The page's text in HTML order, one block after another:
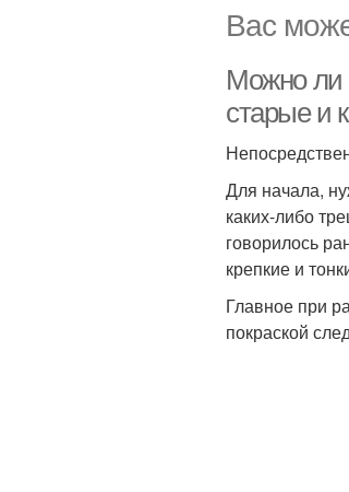
Вас
Можно ли
старые и
Для начала,
каких-либо
говорилось
крепкие и
Главное при
покраской